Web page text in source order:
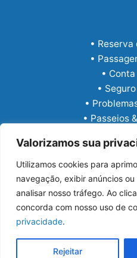
Valorizamos sua
Utilizamos cookies para
navegação, exibir anúncios
analisar nosso tráfego. Ao
concorda com nosso uso de
privacidade.
Rejeitar
•
•
•
•
•
• Passeios
Copyright © 2026